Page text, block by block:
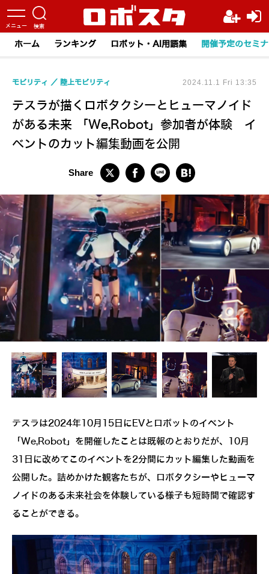
ホーム ランキング ロボット・AI用語集 開催予定のセミ
テスラが描くロボタクシーとヒューマノイド
がある未来 「We,Robot」参加者が体験 イ
ベントのカット編集動画を公開
モビリティ 陸上モビリティ 2024.11.1 Fri 13:35
テスラは2024年10月15日にEVとロボットのイベント
「We,Robot」を開催したことは既報のとおりだが、10月
31日に改めてこのイベントを2分間にカット編集した動画を
公開した。詰めかけた観客たちが、ロボタクシーやヒューマ
ノイドのある未来社会を体験している様子も短時間で確認す
ることができる。